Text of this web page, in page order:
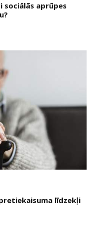
aprūpes
līdzekļi